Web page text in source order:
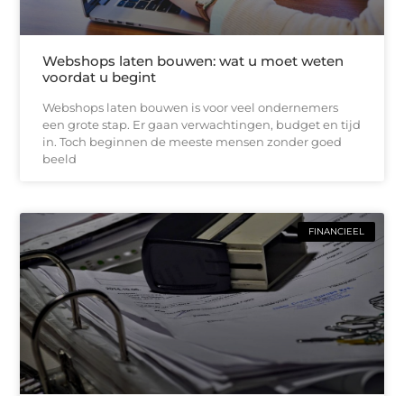
Webshops laten bouwen: wat u moet weten
voordat u begint
Webshops laten bouwen is voor veel ondernemers
een grote stap. Er gaan verwachtingen, budget en tijd
in. Toch beginnen de meeste mensen zonder goed
beeld
FINANCIEEL